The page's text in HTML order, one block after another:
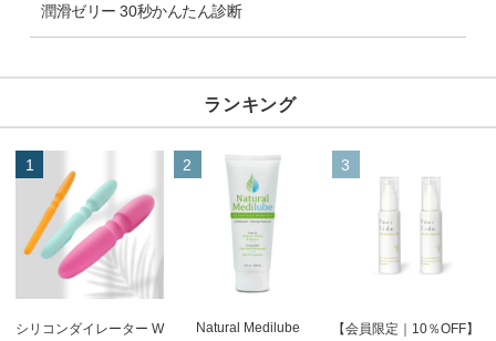
潤滑ゼリー 30秒かんたん診断
ランキング
1
シリコンダイレーター W
2
Natural Medilube
3
【会員限定｜10％OFF】